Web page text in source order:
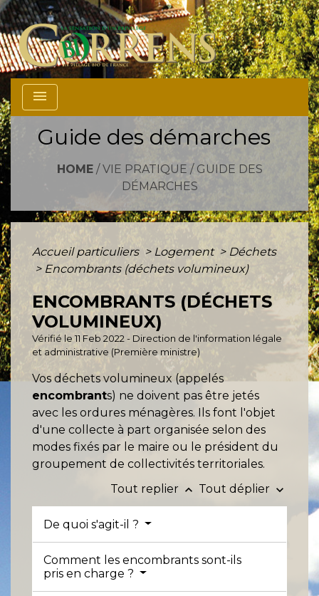
menu
Guide des démarches
HOME/ VIE PRATIQUE / GUIDE DES
DÉMARCHES
Accueil particuliers > Logement > Déchets
> Encombrants (déchets volumineux)
ENCOMBRANTS (DÉCHETS
VOLUMINEUX)
Vérifié le 11 Feb 2022 - Direction de l'information légale
et administrative (Première ministre)
Vos déchets volumineux (appelés
encombrants) ne doivent pas être jetés
avec les ordures ménagères. Ils font l'objet
d'une collecte à part organisée selon des
modes fixés par le maire ou le président du
groupement de collectivités territoriales.
Tout replier keyboard_arrow_up Tout déplier keyboard_arrow_down
De quoi s'agit-il ?
Comment les encombrants sont-ils
pris en charge ?